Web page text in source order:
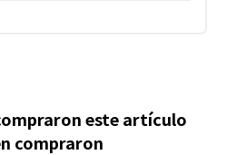
este artículo
compraron